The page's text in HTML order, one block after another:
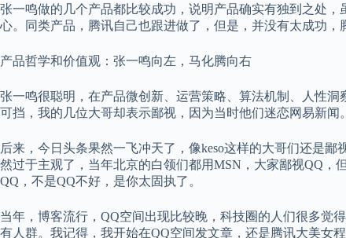
张一鸣做的几个产品都比较成功，说明产品确实有独到之处
心。同类产品，腾讯自己也跟进做了，但是，并没有太成功，
产品哲学和价值观：张一鸣向左，马化腾向右
张一鸣很聪明，在产品微创新、运营策略、算法机制、人性
可挡，我的几位大哥却表示鄙视，因为当时他们迷恋网易新闻。
后来，今日头条果然一飞冲天了，像keso这样的大哥们还是
然过于主观了，当年北京的白领们都用MSN，大家鄙视QQ，
QQ，不是QQ不好，是你太固执了。
当年，博客流行，QQ空间出现比较晚，科技圈的人们很多觉
有人群。我记得，我开始在QQ空间发文章，还是腾讯大美女